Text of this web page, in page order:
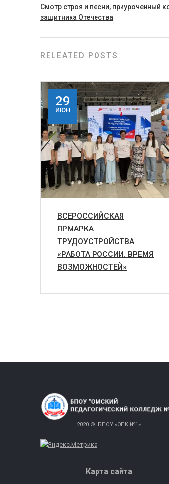
Смотр строя и песни, приуроченный
защитника Отечества
RELEATED POSTS
29
ИЮН
ВСЕРОССИЙСКАЯ
ЯРМАРКА
ТРУДОУСТРОЙСТВА
«РАБОТА РОССИИ. ВРЕМЯ
ВОЗМОЖНОСТЕЙ»
2020 © БПОУ «ОПК №1»
Карта сайта